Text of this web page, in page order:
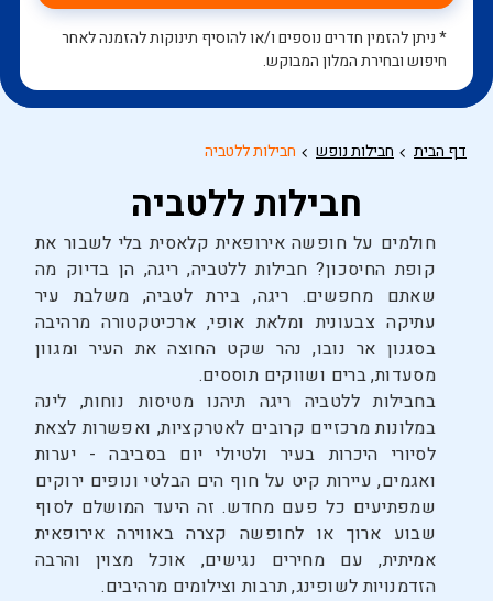
* ניתן להזמין חדרים נוספים ו/או להוסיף תינוקות להזמנה לאחר
חיפוש ובחירת המלון המבוקש.
דף הבית חבילות נופש חבילות ללטביה
חבילות ללטביה
חולמים על חופשה אירופאית קלאסית בלי לשבור את
קופת החיסכון? חבילות ללטביה, ריגה, הן בדיוק מה
שאתם מחפשים. ריגה, בירת לטביה, משלבת עיר
עתיקה צבעונית ומלאת אופי, ארכיטקטורה מרהיבה
בסגנון אר נובו, נהר שקט החוצה את העיר ומגוון
מסעדות, ברים ושווקים תוססים.
בחבילות ללטביה ריגה תיהנו מטיסות נוחות, לינה
במלונות מרכזיים קרובים לאטרקציות, ואפשרות לצאת
לסיורי היכרות בעיר ולטיולי יום בסביבה - יערות
ואגמים, עיירות קיט על חוף הים הבלטי ונופים ירוקים
שמפתיעים כל פעם מחדש. זה היעד המושלם לסוף
שבוע ארוך או לחופשה קצרה באווירה אירופאית
אמיתית, עם מחירים נגישים, אוכל מצוין והרבה
הזדמנויות לשופינג, תרבות וצילומים מרהיבים.